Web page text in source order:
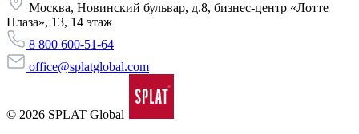
Москва, Новинский бульвар, д.8, бизнес-центр «Лотте
Плаза», 13, 14 этаж
8 800 600-51-64
office@splatglobal.com
© 2026 SPLAT Global